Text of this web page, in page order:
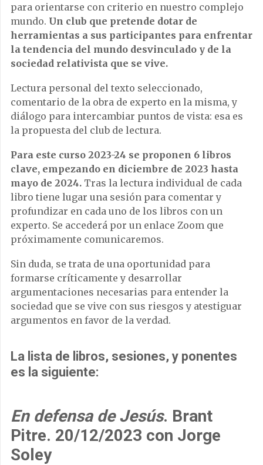
para orientarse con criterio en nuestro complejo
mundo. Un club que pretende dotar de
herramientas a sus participantes para enfrentar
la tendencia del mundo desvinculado y de la
sociedad relativista que se vive.
Lectura personal del texto seleccionado,
comentario de la obra de experto en la misma, y
diálogo para intercambiar puntos de vista: esa es
la propuesta del club de lectura.
Para este curso 2023-24 se proponen 6 libros
clave, empezando en diciembre de 2023 hasta
mayo de 2024. Tras la lectura individual de cada
libro tiene lugar una sesión para comentar y
profundizar en cada uno de los libros con un
experto. Se accederá por un enlace Zoom que
próximamente comunicaremos.
Sin duda, se trata de una oportunidad para
formarse críticamente y desarrollar
argumentaciones necesarias para entender la
sociedad que se vive con sus riesgos y atestiguar
argumentos en favor de la verdad.
La lista de libros, sesiones, y ponentes
es la siguiente:
En defensa de Jesús. Brant
Pitre. 20/12/2023 con Jorge
Soley